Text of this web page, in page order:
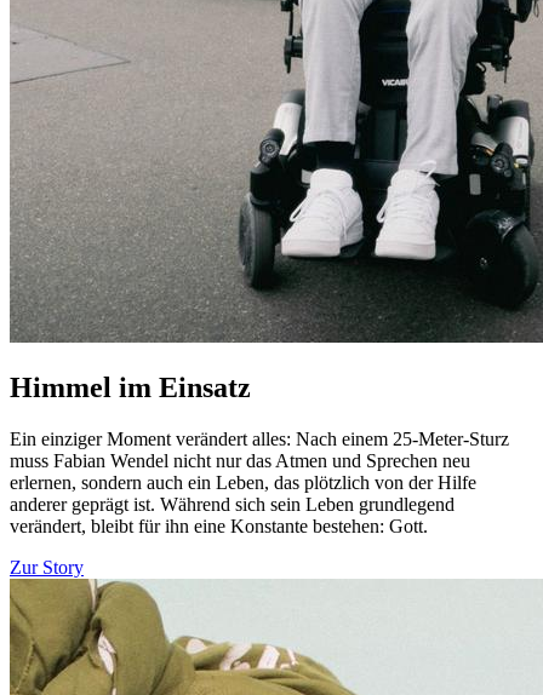
Himmel im Einsatz
Ein einziger Moment verändert alles: Nach einem 25-Meter-Sturz
muss Fabian Wendel nicht nur das Atmen und Sprechen neu
erlernen, sondern auch ein Leben, das plötzlich von der Hilfe
anderer geprägt ist. Während sich sein Leben grundlegend
verändert, bleibt für ihn eine Konstante bestehen: Gott.
Zur Story